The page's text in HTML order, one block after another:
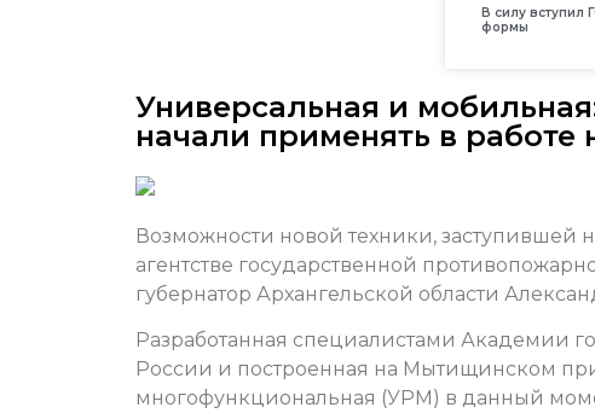
В силу вступил
формы
Универсальная и
начали применять в работе
Возможности новой техники, заступившей
агентстве государственной
губернатор Архангельской области
Разработанная специалистами Академии
России и построенная на Мытищинском
многофункциональная (УРМ) в данный